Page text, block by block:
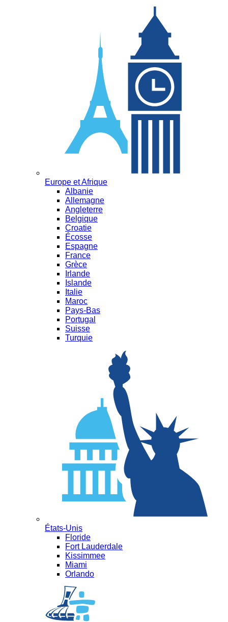
Europe et Afrique
Albanie
Allemagne
Angleterre
Belgique
Croatie
Écosse
Espagne
France
Grèce
Irlande
Islande
Italie
Maroc
Pays-Bas
Portugal
Suisse
Turquie
États-Unis
Floride
Fort Lauderdale
Kissimmee
Miami
Orlando